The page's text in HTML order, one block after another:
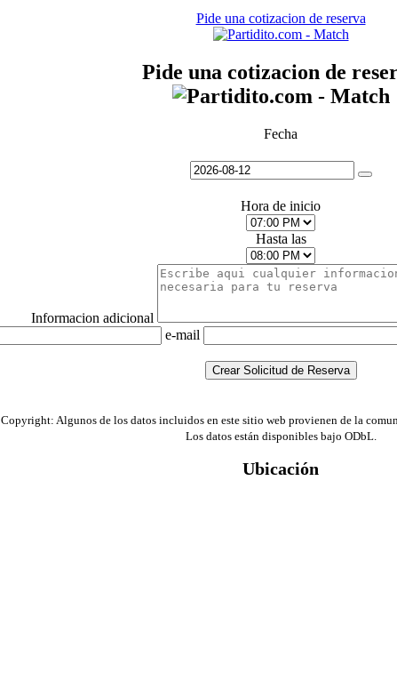
Pide una cotizacion de reserva
Pide una cotizacion de
Fecha
Hora de inicio
Hasta las
Informacion adicional
e-mail
Copyright: Algunos de los datos incluidos en este sitio web provienen de la
Los datos están disponibles bajo ODbL.
Ubicación